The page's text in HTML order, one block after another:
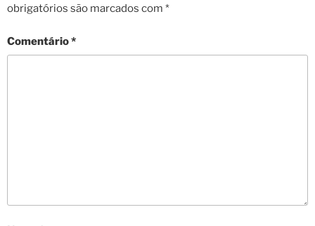
obrigatórios são marcados com *
Comentário*